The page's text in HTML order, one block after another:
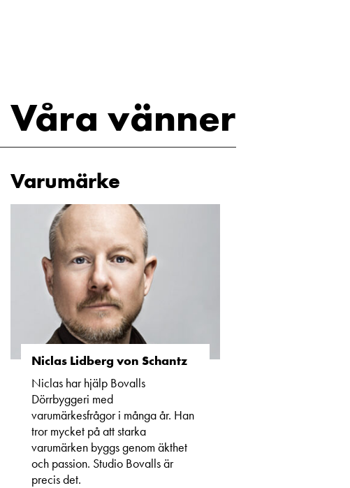
Våra vänner
Varumärke
Niclas Lidberg von Schantz
Niclas har hjälp Bovalls
Dörrbyggeri med
varumärkesfrågor i många år. Han
tror mycket på att starka
varumärken byggs genom äkthet
och passion. Studio Bovalls är
precis det.